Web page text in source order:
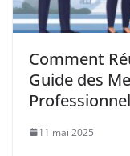
Comment
Guide des
11 mai 2025